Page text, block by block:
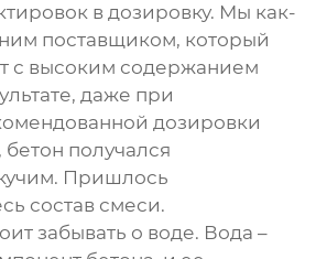
в дозировку. Мы как-
поставщиком, который
с высоким содержанием
даже при
дозировки
, бетон получался
Пришлось
состав смеси.
забывать о воде. Вода –